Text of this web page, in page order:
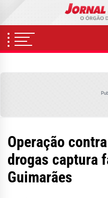
content
Operação
drogas captura
Guimarães